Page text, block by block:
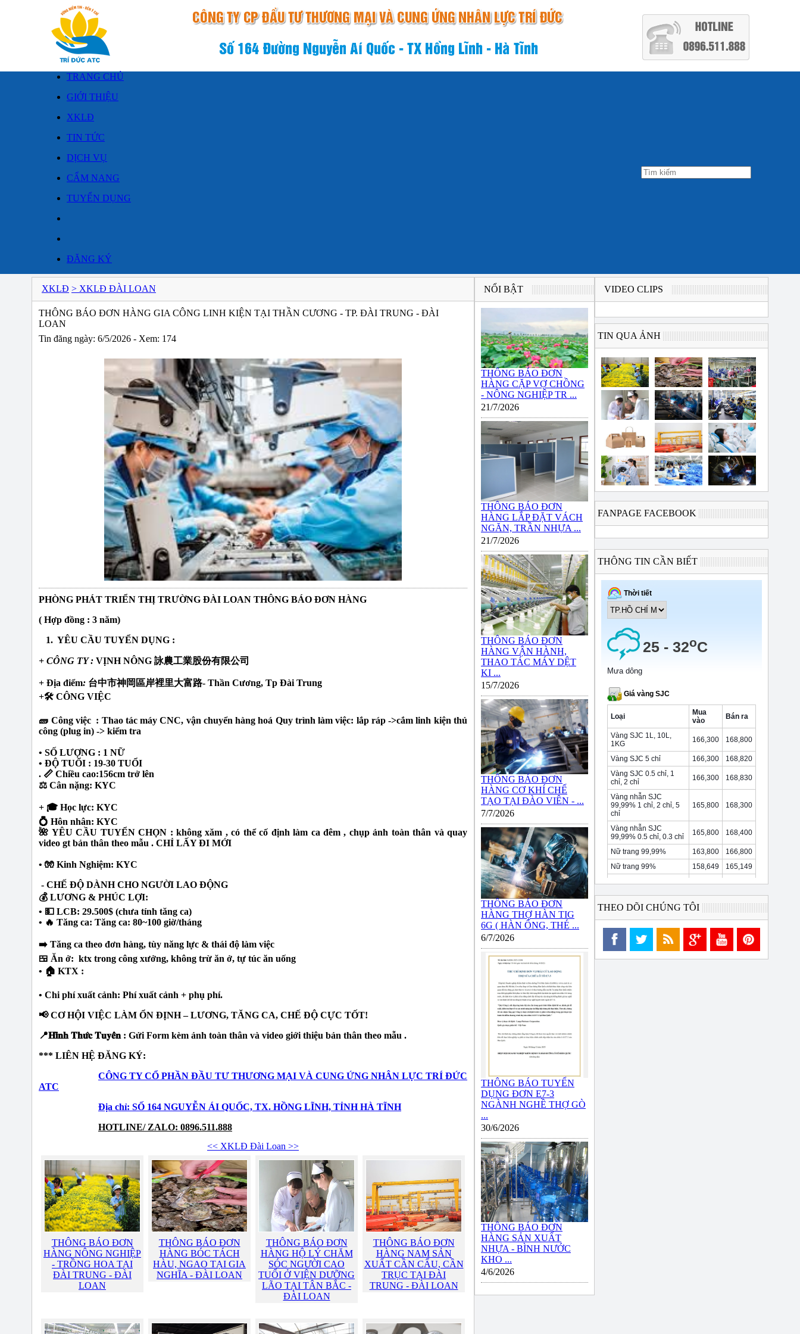
TRANG CHỦ
GIỚI THIỆU
XKLĐ
TIN TỨC
DỊCH VỤ
CẨM NANG
TUYỂN DỤNG
ĐĂNG KÝ
XKLĐ > XKLĐ ĐÀI LOAN
THÔNG BÁO ĐƠN HÀNG GIA CÔNG LINH KIỆN TẠI THẦN CƯƠNG - TP. ĐÀI TRUNG - ĐÀI
LOAN
Tin đăng ngày: 6/5/2026 - Xem: 174
PHÒNG PHÁT TRIỂN THỊ TRƯỜNG ĐÀI LOAN THÔNG BÁO ĐƠN HÀNG
( Hợp đồng : 3 năm)
1. YÊU CẦU TUYỂN DỤNG :
+ CÔNG TY : VỊNH NÔNG 詠農工業股份有限公司
+ Địa điểm: 台中市神岡區岸裡里大富路- Thần Cương, Tp Đài Trung
+🛠 CÔNG VIỆC
🧱 Công việc : Thao tác máy CNC, vận chuyển hàng hoá Quy trình làm việc: lắp ráp ->cắm linh kiện thủ
công (plug in) -> kiểm tra
• SỐ LƯỢNG : 1 NỮ
• ĐỘ TUỔI : 19-30 TUỔI
. 📏 Chiều cao:156cm trở lên
⚖️ Cân nặng: KYC
+ 🎓 Học lực: KYC
💍 Hôn nhân: KYC
🌺 YÊU CẦU TUYỂN CHỌN : không xăm , có thể cố định làm ca đêm , chụp ảnh toàn thân và quay
video gt bản thân theo mẫu . CHỈ LẤY ĐI MỚI
• 🧤 Kinh Nghiệm: KYC
- CHẾ ĐỘ DÀNH CHO NGƯỜI LAO ĐỘNG
💰 LƯƠNG & PHÚC LỢI:
• 💵 LCB: 29.500$ (chưa tính tăng ca)
• 🔥 Tăng ca: Tăng ca: 80~100 giờ/tháng
➡️ Tăng ca theo đơn hàng, tùy năng lực & thái độ làm việc
🍱 Ăn ở: ktx trong công xưởng, không trừ ăn ở, tự túc ăn uống
• 🏠 KTX :
• Chi phí xuất cảnh: Phí xuất cảnh + phụ phí.
📢 CƠ HỘI VIỆC LÀM ỔN ĐỊNH – LƯƠNG, TĂNG CA, CHẾ ĐỘ CỰC TỐT!
📍𝐇𝐢̀𝐧𝐡 𝐓𝐡𝐮̛́𝐜 𝐓𝐮𝐲𝐞̂̉𝐧 : Gửi Form kèm ảnh toàn thân và video giới thiệu bản thân theo mẫu .
*** LIÊN HỆ ĐĂNG KÝ:
CÔNG TY CỔ PHẦN ĐẦU TƯ THƯƠNG MẠI VÀ CUNG ỨNG NHÂN LỰC TRÍ ĐỨC
ATC
Địa chỉ: SỐ 164 NGUYỄN ÁI QUỐC, TX. HỒNG LĨNH, TỈNH HÀ TĨNH
HOTLINE/ ZALO: 0896.511.888
<< XKLĐ Đài Loan >>
THÔNG BÁO ĐƠN
HÀNG NÔNG NGHIỆP
- TRỒNG HOA TẠI
ĐÀI TRUNG - ĐÀI
LOAN
THÔNG BÁO ĐƠN
HÀNG BÓC TÁCH
HÀU, NGAO TẠI GIA
NGHĨA - ĐÀI LOAN
THÔNG BÁO ĐƠN
HÀNG HỘ LÝ CHĂM
SÓC NGƯỜI CAO
TUỔI Ở VIỆN DƯỠNG
LÃO TẠI TÂN BẮC -
ĐÀI LOAN
THÔNG BÁO ĐƠN
HÀNG NAM SẢN
XUẤT CẦN CẨU, CẦN
TRỤC TẠI ĐÀI
TRUNG - ĐÀI LOAN
NỔI BẬT
THÔNG BÁO ĐƠN
HÀNG CẶP VỢ CHỒNG
- NÔNG NGHIỆP TR ...
21/7/2026
THÔNG BÁO ĐƠN
HÀNG LẮP ĐẶT VÁCH
NGĂN, TRẦN NHỰA ...
21/7/2026
THÔNG BÁO ĐƠN
HÀNG VẬN HÀNH,
THAO TÁC MÁY DỆT
KI ...
15/7/2026
THÔNG BÁO ĐƠN
HÀNG CƠ KHÍ CHẾ
TẠO TẠI ĐÀO VIÊN - ...
7/7/2026
THÔNG BÁO ĐƠN
HÀNG THỢ HÀN TIG
6G ( HÀN ỐNG, THÉ ...
6/7/2026
THÔNG BÁO TUYỂN
DỤNG ĐƠN E7-3
NGÀNH NGHỀ THỢ GÒ
...
30/6/2026
THÔNG BÁO ĐƠN
HÀNG SẢN XUẤT
NHỰA - BÌNH NƯỚC
KHO ...
4/6/2026
VIDEO CLIPS
TIN QUA ẢNH
FANPAGE FACEBOOK
THÔNG TIN CẦN BIẾT
THEO DÕI CHÚNG TÔI